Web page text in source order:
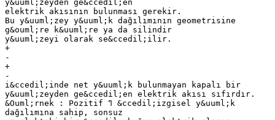
y&uuml;zeyden ge&ccedil;en
elektrik akısının bulunması gerekir.
Bu y&uuml;zey y&uuml;k dağılımının geometrisine
g&ouml;re k&uuml;re ya da silindir
y&uuml;zeyi olarak se&ccedil;ilir.
+
-
+
-
i&ccedil;inde net y&uuml;k bulunmayan kapalı bir
y&uuml;zeyden ge&ccedil;en elektrik akısı sıfırdır.
&Ouml;rnek : Pozitif ߣ &ccedil;izgisel y&uuml;k
dağılımına sahip, sonsuz